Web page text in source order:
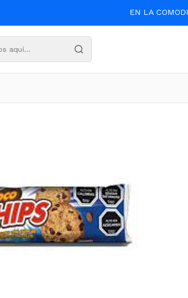
EN LA